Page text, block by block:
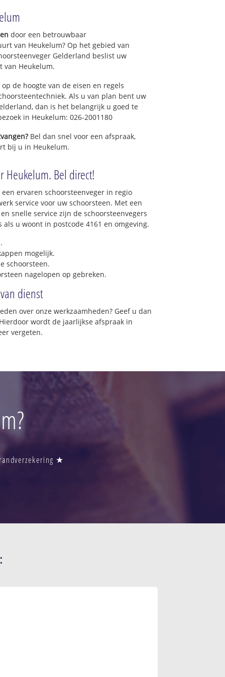
door een betrouwbaar
van Heukelum? Op het gebied van
Gelderland beslist uw
van Heukelum.
de hoogte van de eisen en regels
Als u van plan bent uw
dan is het belangrijk u goed te
in Heukelum: 026-2001180
Bel dan snel voor een afspraak,
bij u in Heukelum.
Heukelum. Bel direct!
ervaren schoorsteenveger in regio
service voor uw schoorsteen. Met een
snelle service zijn de schoorsteenvegers
u woont in postcode 4161 en omgeving.
mogelijk.
schoorsteen.
nagelopen op gebreken.
dienst
over onze werkzaamheden? Geef u dan
wordt de jaarlijkse afspraak in
vergeten.
★